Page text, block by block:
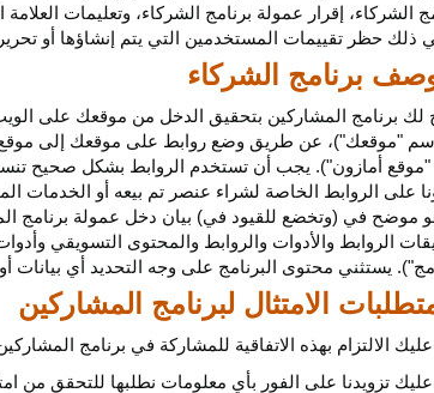
الشركاء،
إقرار عمولة برنامج الشركاء، وتعليمات
ذلك حظر تقييمات المستخدمين التي يتم إنشاؤها أو
برنامج المشاركين بتحقيق الدخل من موقعك على الويب
"موقعك")، عن طريق وضع روابط على موقعك إلى
أمازون"). يجب أن تستخدم الروابط بشكل صحيح
على الروابط الخاصة لشراء عنصر تم بيعه أو الخدمات
موضح في (وتخضع للقيود في) بيان دخل عمولة برنامج
الروابط والأدوات والروابط والمحتوى التسويقي
يستثني محتوى البرنامج على وجه التحديد أي بيانات
الالتزام بهذه الاتفاقية للمشاركة في برنامج
تزويدنا على الفور بأي معلومات نطلبها للتحقق من